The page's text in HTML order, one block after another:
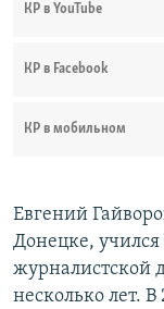
КР в YouTube
КР в Facebook
КР в мобильном
Евгений
Донецке,
журналистской
несколько лет.